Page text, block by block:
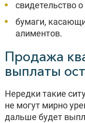
свидетельство
бумаги,
алиментов.
Продажа
выплаты
Нередки такие
не могут мирно
дальше будет